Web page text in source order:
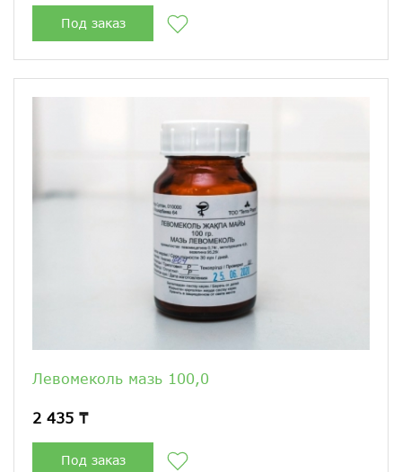
Под заказ
Левомеколь мазь 100,0
2 435 ₸
Под заказ